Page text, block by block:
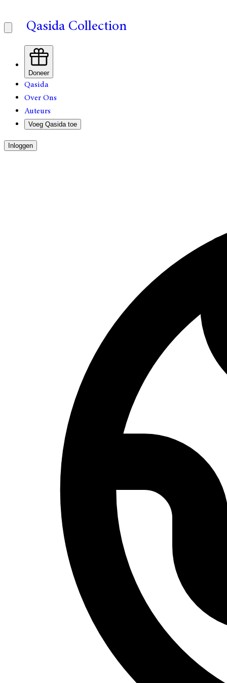
Qasida Collection
Doneer
Qasida
Over Ons
Auteurs
Voeg Qasida toe
Inloggen